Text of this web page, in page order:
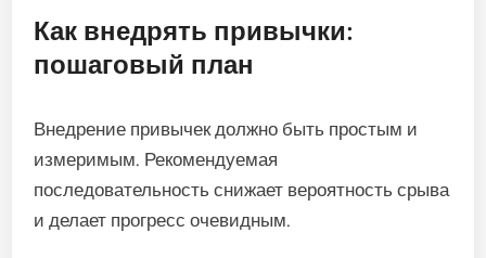
Как внедрять привычки:
пошаговый план
Внедрение привычек должно быть простым и
измеримым. Рекомендуемая
последовательность снижает вероятность срыва
и делает прогресс очевидным.